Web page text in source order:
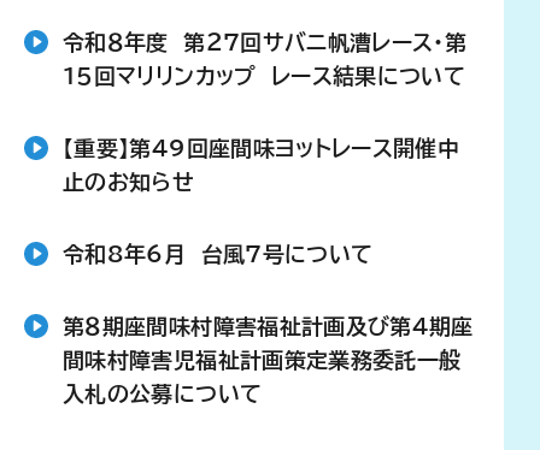
令和８年度 第２７回サバニ帆漕レース・第
１５回マリリンカップ レース結果について
【重要】第49回座間味ヨットレース開催中
止のお知らせ
令和8年6月 台風7号について
第８期座間味村障害福祉計画及び第４期座
間味村障害児福祉計画策定業務委託一般
入札の公募について